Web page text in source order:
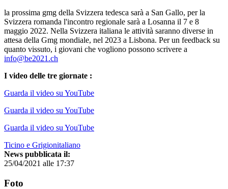
la prossima gmg della Svizzera tedesca sarà a San Gallo, per la
Svizzera romanda l'incontro regionale sarà a Losanna il 7 e 8
maggio 2022. Nella Svizzera italiana le attività saranno diverse in
attesa della Gmg mondiale, nel 2023 a Lisbona. Per un feedback su
quanto vissuto, i giovani che vogliono possono scrivere a
info@be2021.ch
I video delle tre giornate :
Guarda il video su YouTube
Guarda il video su YouTube
Guarda il video su YouTube
Ticino e Grigionitaliano
News pubblicata il:
25/04/2021 alle 17:37
Foto